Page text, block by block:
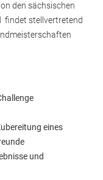
den sächsischen
findet stellvertretend
eines
und